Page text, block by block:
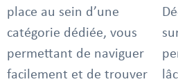
place au sein d’une
catégorie dédiée, vous
permettant de naviguer
facilement et de trouver